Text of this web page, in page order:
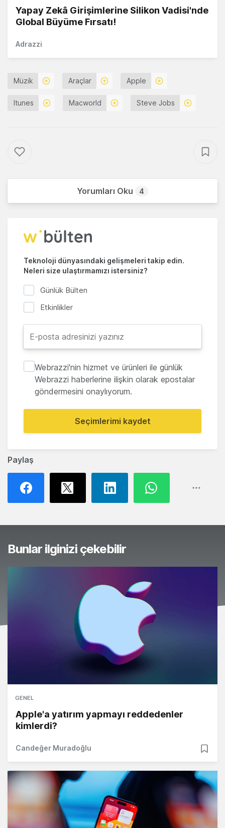
Paylaş
Yapay Zekâ Girişimlerine Silikon Vadisi'nde
Global Büyüme Fırsatı!
Adrazzi
Müzik Araçlar Apple
Itunes Macworld Steve Jobs
Yorumları Oku 4
Teknoloji dünyasındaki gelişmeleri takip edin.
Neleri size ulaştırmamızı istersiniz?
Günlük Bülten
Etkinlikler
Webrazzi'nin hizmet ve ürünleri ile günlük
Webrazzi haberlerine ilişkin olarak epostalar
göndermesini onaylıyorum.
Seçimlerimi kaydet
Bunlar ilginizi çekebilir
GENEL
Apple'a yatırım yapmayı reddedenler
kimlerdi?
Candeğer Muradoğlu